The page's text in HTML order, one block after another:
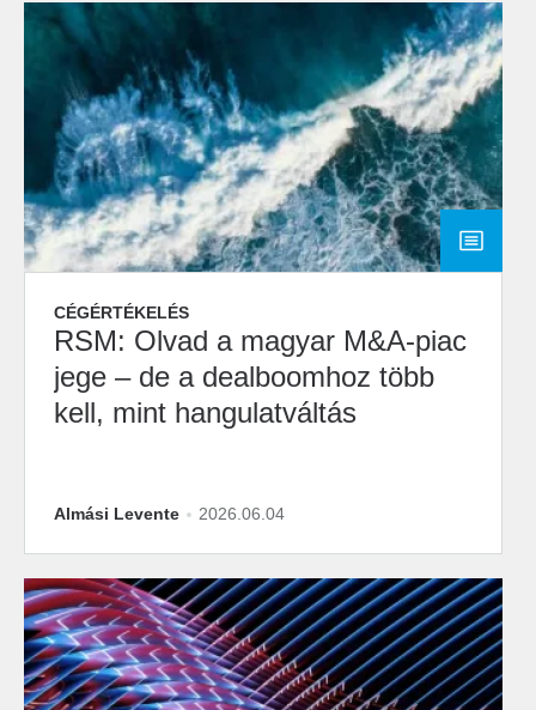
CÉGÉRTÉKELÉS
RSM: Olvad a magyar M&A-piac
jege – de a dealboomhoz több
kell, mint hangulatváltás
Almási Levente 2026.06.04